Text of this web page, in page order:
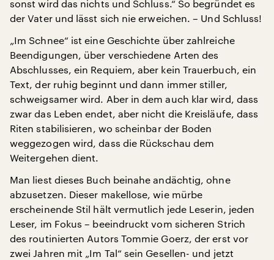
sonst wird das nichts und Schluss.“ So begründet es
der Vater und lässt sich nie erweichen. – Und Schluss!
„Im Schnee“ ist eine Geschichte über zahlreiche
Beendigungen, über verschiedene Arten des
Abschlusses, ein Requiem, aber kein Trauerbuch, ein
Text, der ruhig beginnt und dann immer stiller,
schweigsamer wird. Aber in dem auch klar wird, dass
zwar das Leben endet, aber nicht die Kreisläufe, dass
Riten stabilisieren, wo scheinbar der Boden
weggezogen wird, dass die Rückschau dem
Weitergehen dient.
Man liest dieses Buch beinahe andächtig, ohne
abzusetzen. Dieser makellose, wie mürbe
erscheinende Stil hält vermutlich jede Leserin, jeden
Leser, im Fokus – beeindruckt vom sicheren Strich
des routinierten Autors Tommie Goerz, der erst vor
zwei Jahren mit „Im Tal“ sein Gesellen- und jetzt